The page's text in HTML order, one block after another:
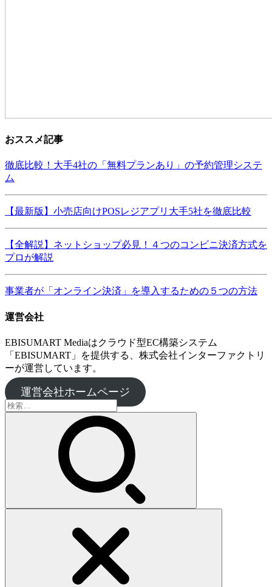
おススメ記事
徹底比較！大手4社の「無料プランあり」の予約管理システ
ム
【最新版】小売店向けPOSレジアプリ大手5社を徹底比較
【全解説】ネットショップ必見！４つのコンビニ決済方式を
プロが解説
事業者が「オンライン決済」を導入するための５つの方法
運営会社
EBISUMART Mediaはクラウド型EC構築システム
「EBISUMART」を提供する、株式会社インターファクトリ
ーが運営しています。
運営会社ホームページ
検
索: